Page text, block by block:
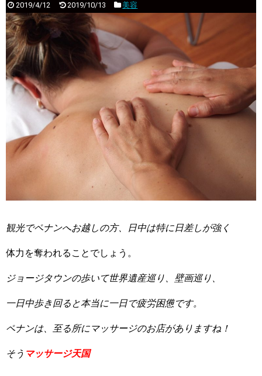
2019/4/12 2019/10/13 美容
観光でペナンへお越しの方、日中は特に日差しが強く
体力を奪われることでしょう。
ジョージタウンの歩いて世界遺産巡り、壁画巡り、
一日中歩き回ると本当に一日で疲労困憊です。
ペナンは、至る所にマッサージのお店がありますね！
そう マッサージ天国